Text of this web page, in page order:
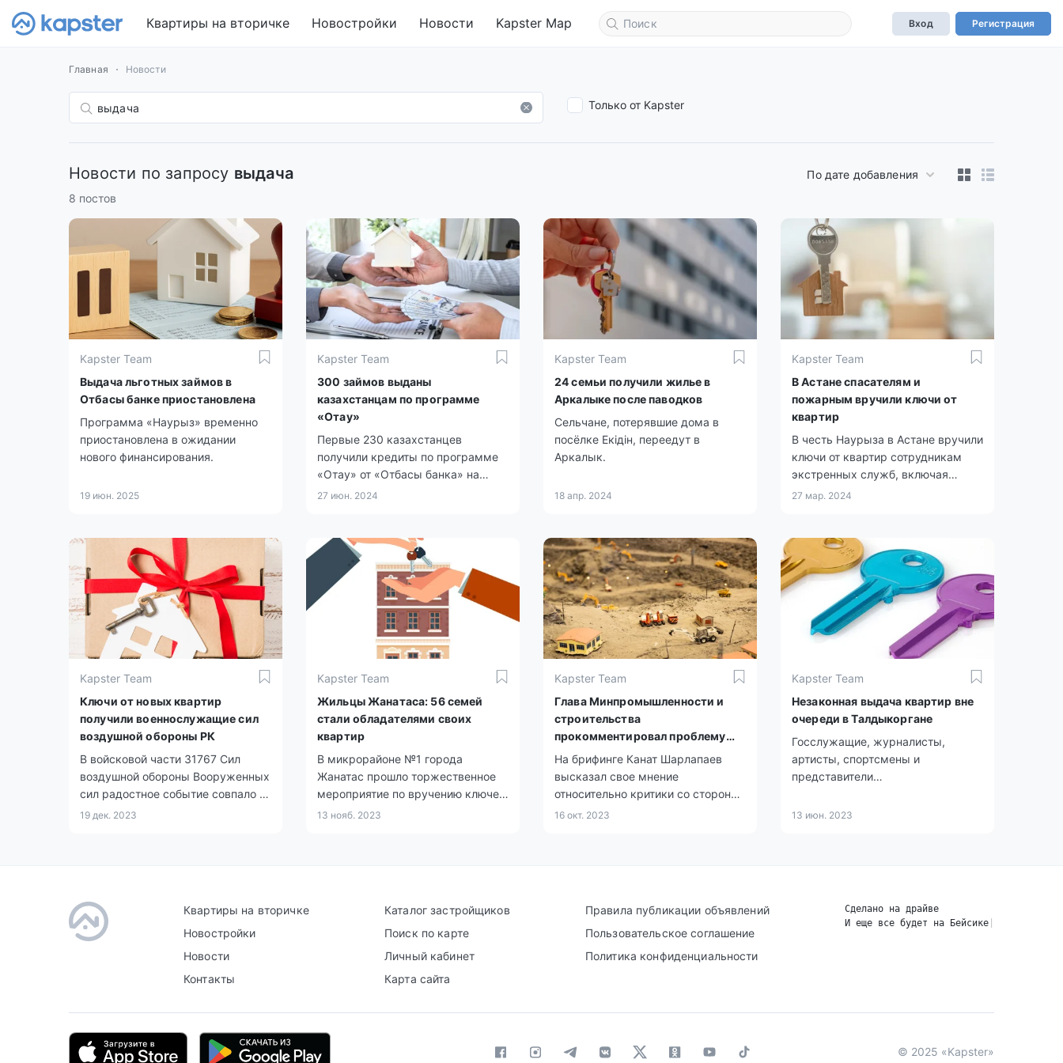
Квартиры на вторичке Новостройки Новости Kapster Map Вход Регистрация
Главная Новости
Только от Kapster
Новости по запросу выдача
По дате добавления
8 постов
Kapster Team
Выдача льготных займов в
Отбасы банке приостановлена
Программа «Наурыз» временно
приостановлена в ожидании
нового финансирования.
19 июн. 2025
Kapster Team
300 займов выданы
казахстанцам по программе
«Отау»
Первые 230 казахстанцев
получили кредиты по программе
«Отау» от «Отбасы банка» на
покупку первичного жилья.
27 июн. 2024
Kapster Team
24 семьи получили жилье в
Аркалыке после паводков
Сельчане, потерявшие дома в
посёлке Екідін, переедут в
Аркалык.
18 апр. 2024
Kapster Team
В Астане спасателям и
пожарным вручили ключи от
квартир
В честь Наурыза в Астане вручили
ключи от квартир сотрудникам
экстренных служб, включая
пожарных, спасателей и
спасательных работ.
27 мар. 2024
Kapster Team
Ключи от новых квартир
получили военнослужащие сил
воздушной обороны РК
В войсковой части 31767 Сил
воздушной обороны Вооруженных
сил радостное событие совпало с
празднованием Дня
19 дек. 2023
Kapster Team
Жильцы Жанатаса: 56 семей
стали обладателями своих
квартир
В микрорайоне №1 города
Жанатас прошло торжественное
мероприятие по вручению ключей
от 56 квартир, расположенных в
13 нояб. 2023
Kapster Team
Глава Минпромышленности и
строительства
прокомментировал проблему
точечной застройки
На брифинге Канат Шарлапаев
высказал свое мнение
относительно критики со стороны
депутата, Андрея Лукина, о
16 окт. 2023
Kapster Team
Незаконная выдача квартир вне
очереди в Талдыкоргане
Госслужащие, журналисты,
артисты, спортсмены и
представители
нарушили незаконно получили
13 июн. 2023
Квартиры на вторичке
Новостройки
Новости
Контакты
Каталог застройщиков
Поиск по карте
Личный кабинет
Карта сайта
Правила публикации объявлений
Пользовательское соглашение
Политика конфиденциальности
Сделано на драйве
И еще все будет на Бейсике
© 2025 «Kapster»